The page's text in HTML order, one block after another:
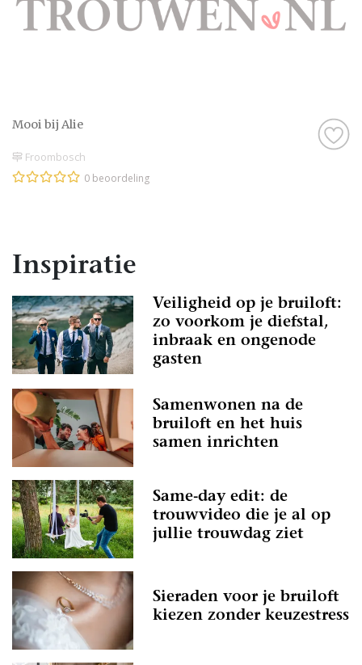
Mooi bij Alie
Froombosch
0 beoordeling
Inspiratie
Veiligheid op je bruiloft:
zo voorkom je diefstal,
inbraak en ongenode
gasten
Samenwonen na de
bruiloft en het huis
samen inrichten
Same-day edit: de
trouwvideo die je al op
jullie trouwdag ziet
Sieraden voor je bruiloft
kiezen zonder keuzestress